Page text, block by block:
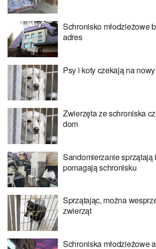
Schronisko młodzieżowe
adres
Psy i koty czekają na
Zwierzęta ze schroniska
dom
Sandomierzanie sprzątają
pomagają schronisku
Sprzątając, można
zwierząt
Schroniska młodzieżowe